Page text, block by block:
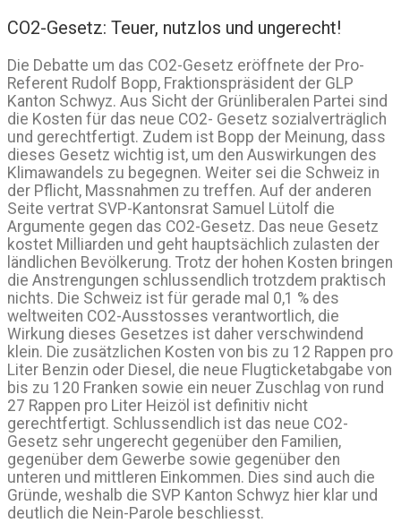
CO2-Gesetz: Teuer, nutzlos und ungerecht!
Die Debatte um das CO2-Gesetz eröffnete der Pro-
Referent Rudolf Bopp, Fraktionspräsident der GLP
Kanton Schwyz. Aus Sicht der Grünliberalen Partei sind
die Kosten für das neue CO2- Gesetz sozialverträglich
und gerechtfertigt. Zudem ist Bopp der Meinung, dass
dieses Gesetz wichtig ist, um den Auswirkungen des
Klimawandels zu begegnen. Weiter sei die Schweiz in
der Pflicht, Massnahmen zu treffen. Auf der anderen
Seite vertrat SVP-Kantonsrat Samuel Lütolf die
Argumente gegen das CO2-Gesetz. Das neue Gesetz
kostet Milliarden und geht hauptsächlich zulasten der
ländlichen Bevölkerung. Trotz der hohen Kosten bringen
die Anstrengungen schlussendlich trotzdem praktisch
nichts. Die Schweiz ist für gerade mal 0,1 % des
weltweiten CO2-Ausstosses verantwortlich, die
Wirkung dieses Gesetzes ist daher verschwindend
klein. Die zusätzlichen Kosten von bis zu 12 Rappen pro
Liter Benzin oder Diesel, die neue Flugticketabgabe von
bis zu 120 Franken sowie ein neuer Zuschlag von rund
27 Rappen pro Liter Heizöl ist definitiv nicht
gerechtfertigt. Schlussendlich ist das neue CO2-
Gesetz sehr ungerecht gegenüber den Familien,
gegenüber dem Gewerbe sowie gegenüber den
unteren und mittleren Einkommen. Dies sind auch die
Gründe, weshalb die SVP Kanton Schwyz hier klar und
deutlich die Nein-Parole beschliesst.